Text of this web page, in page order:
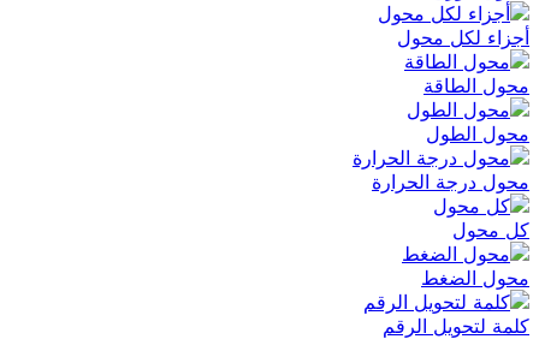
أجزاء لكل محول
محول الطاقة
محول الطول
محول درجة الحرارة
كل محول
محول الضغط
كلمة لتحويل الرقم